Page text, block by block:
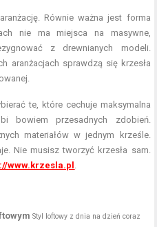
Równie ważna jest forma
nie ma miejsca na masywne,
z drewnianych modeli.
aranżacjach sprawdzą się krzesła
te, które cechuje maksymalna
bowiem przesadnych zdobień.
materiałów w jednym krześle.
Nie musisz tworzyć krzesła sam.
www.krzesla.pl .
Styl loftowy z dnia na dzień coraz